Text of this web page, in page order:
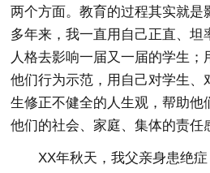
两个方面。教育的过程其实就是
多年来，我一直用自己正直、坦
人格去影响一届又一届的学生
他们行为示范，用自己对学生、
生修正不健全的人生观，帮助他
他们的社会、家庭、集体的责任
XX年秋天，我父亲身患绝